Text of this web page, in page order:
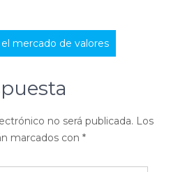
mercado de valores
no será publicada. Los
marcados con *